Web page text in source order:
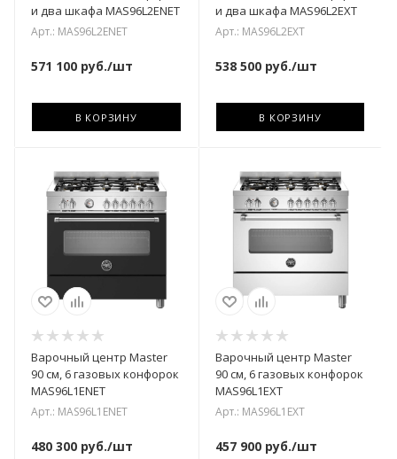
и два шкафа MAS96L2ENET
Арт.: MAS96L2ENET
571 100 руб./шт
В КОРЗИНУ
и два шкафа MAS96L2EXT
Арт.: MAS96L2EXT
538 500руб./шт
В КОРЗИНУ
Варочный центр Master
90 см, 6 газовых конфорок
MAS96L1ENET
Арт.: MAS96L1ENET
480 300 руб./шт
Варочный центр Master
90 см, 6 газовых конфорок
MAS96L1EXT
Арт.: MAS96L1EXT
457 900руб./шт